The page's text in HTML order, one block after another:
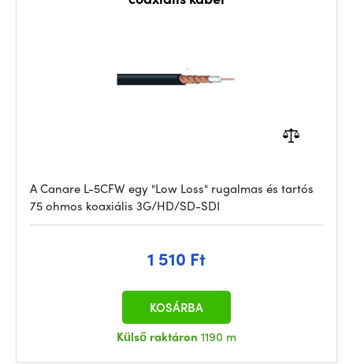
A Canare L-5CFW egy "Low Loss" rugalmas és tartós
75 ohmos koaxiális 3G/HD/SD-SDI
1 510 Ft
Külső raktáron 1190 m
KOSÁRBA